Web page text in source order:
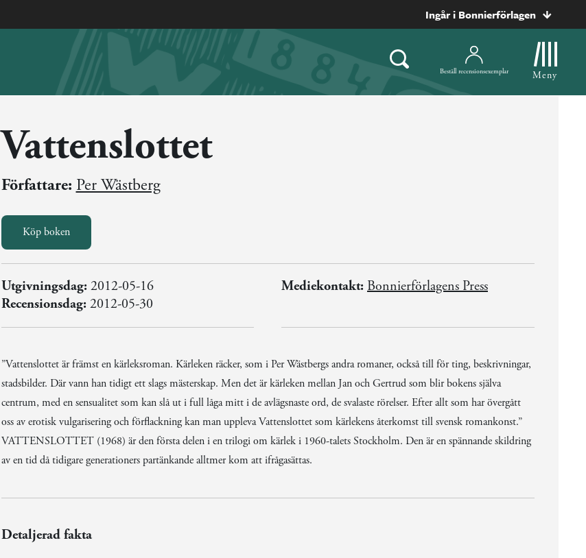
Ingår i Bonnierförlagen
Beställ recensionsexemplar Meny
Vattenslottet
Författare: Per Wästberg
Köp boken
Utgivningsdag:2012-05-16
Recensionsdag:2012-05-30
Mediekontakt: Bonnierförlagens Press
”Vattenslottet är främst en kärleksroman. Kärleken räcker, som i Per Wästbergs andra romaner, också till för ting, beskrivningar,
stadsbilder. Där vann han tidigt ett slags mästerskap. Men det är kärleken mellan Jan och Gertrud som blir bokens själva
centrum, med en sensualitet som kan slå ut i full låga mitt i de avlägsnaste ord, de svalaste rörelser. Efter allt som har övergått
oss av erotisk vulgarisering och förflackning kan man uppleva Vattenslottet som kärlekens återkomst till svensk romankonst.”
VATTENSLOTTET (1968) är den första delen i en trilogi om kärlek i 1960-talets Stockholm. Den är en spännande skildring
av en tid då tidigare generationers partänkande alltmer kom att ifrågasättas.
Detaljerad fakta